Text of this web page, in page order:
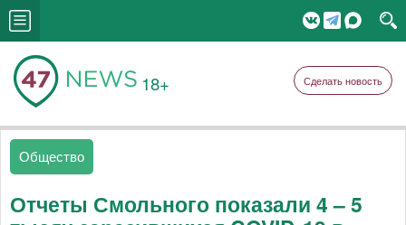
18+ Сделать новость
Общество
Отчеты Смольного показали 4 – 5